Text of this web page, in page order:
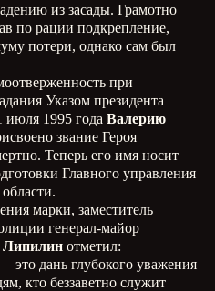
из засады. Грамотно
по рации подкрепление,
потери, однако сам был
при
Указом президента
июля 1995 года Валерию
звание Героя
Теперь его имя носит
Главного управления
марки, заместитель
генерал-майор
Липилин отметил:
дань глубокого уважения
кто беззаветно служит